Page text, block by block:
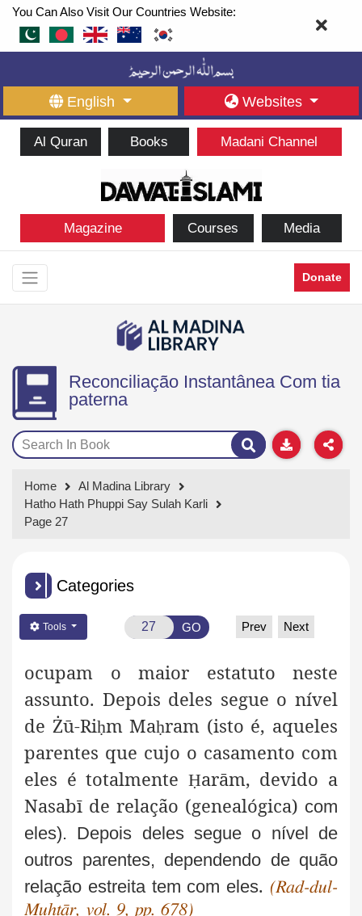
You Can Also Visit Our Countries Website:
English Websites
Al Quran Books Madani Channel
Magazine Courses Media
Donate
Reconciliação Instantânea Com tia
paterna
Home
Al Madina Library
Hatho Hath Phuppi Say Sulah Karli
Page 27
Categories
Tools GO Prev Next
ocupam o maior estatuto neste
assunto. Depois deles segue o nível
de Żū-Riḥm Maḥram (isto é, aqueles
parentes que cujo o casamento com
eles é totalmente Ḥarām, devido a
Nasabī de relação (genealógica) com
eles). Depois deles segue o nível de
outros parentes, dependendo de quão
relação estreita tem com eles. (Rad-dul-
Muḥtār, vol. 9, pp. 678)